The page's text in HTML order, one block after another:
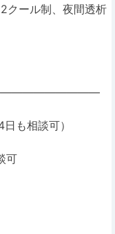
クール制、夜間透析
も相談可）
可